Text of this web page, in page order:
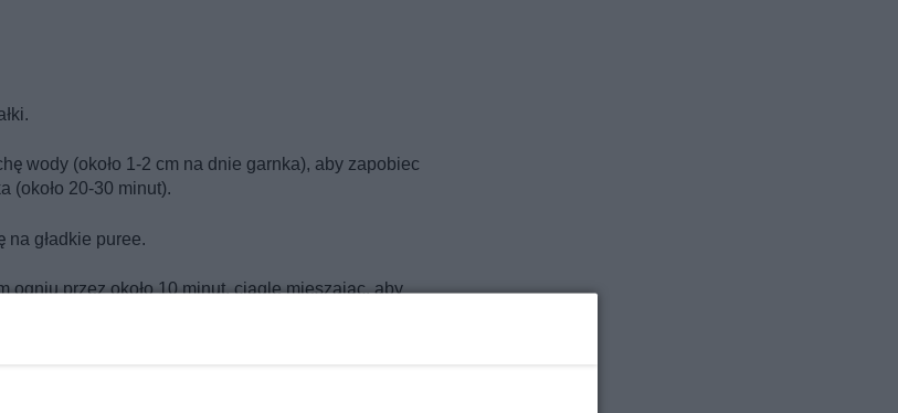
wody (około 1-2 cm na dnie garnka), aby zapobiec
(około 20-30 minut).
gładkie puree.
ogniu przez około 10 minut, ciągle mieszając, aby
pozostawiając około 1 cm wolnej przestrzeni od góry.